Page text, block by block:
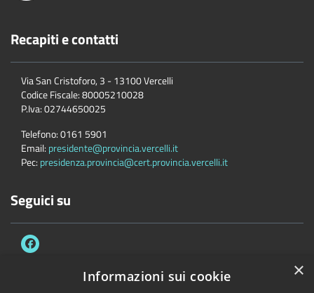
Recapiti e contatti
Via San Cristoforo, 3 - 13100 Vercelli
Codice Fiscale:80005210028
P.Iva:02744650025
Telefono:0161 5901
Email: presidente@provincia.vercelli.it
Pec: presidenza.provincia@cert.provincia.vercelli.it
Seguici su
×
Informazioni sui cookie